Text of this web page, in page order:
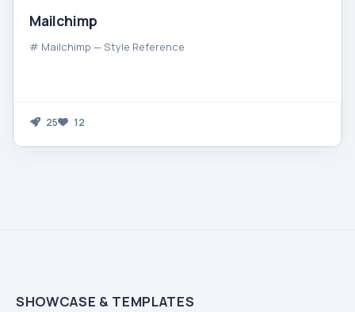
Mailchimp
# Mailchimp — Style Reference
25 12
SHOWCASE & TEMPLATES